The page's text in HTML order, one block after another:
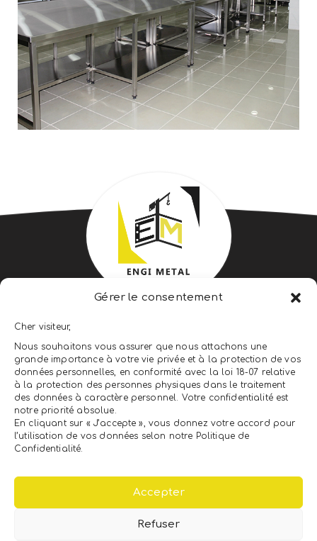
Gérer le consentement
Cher visiteur,
Nous souhaitons vous assurer que nous attachons une
grande importance à votre vie privée et à la protection de vos
données personnelles, en conformité avec la loi 18-07 relative
à la protection des personnes physiques dans le traitement
des données à caractère personnel. Votre confidentialité est
notre priorité absolue.
En cliquant sur « J’accepte », vous donnez votre accord pour
l’utilisation de vos données selon notre Politique de
Confidentialité.
Accepter
Refuser
ENGI METAL ENGINEERING &
CONSTRUCTION
LEADER DU CLÉS EN MAIN
NEWSLETTER